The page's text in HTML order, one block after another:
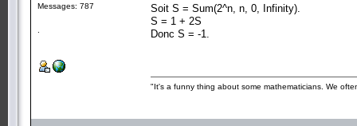
Messages: 787
Soit S = Sum(2^n, n, 0, Infinity).
S = 1 + 2S
Donc S = -1.
"It's a funny thing about some mathematicians. We